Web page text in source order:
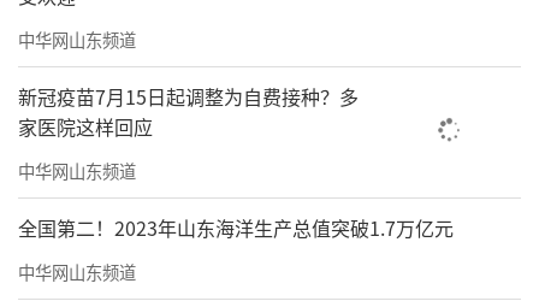
中华网山东频道
新冠疫苗7月15日起调整为自费接种？多
家医院这样回应
中华网山东频道
全国第二！2023年山东海洋生产总值突破1.7万亿元
中华网山东频道